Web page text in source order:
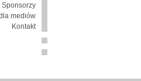
Sponsorzy
mediów
Kontakt